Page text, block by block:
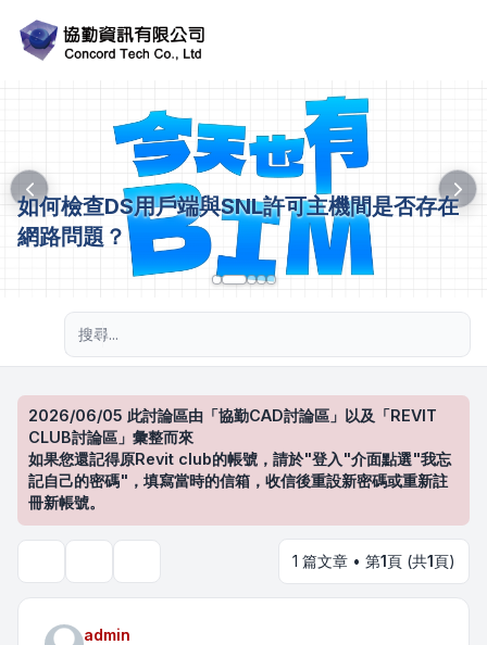
如何檢查DS用戶端與SNL許可主機間是否存在
網路問題？
2026/06/05 此討論區由「協勤CAD討論區」以及「REVIT
CLUB討論區」彙整而來
如果您還記得原Revit club的帳號，請於"登入"介面點選"我忘
記自己的密碼"，填寫當時的信箱，收信後重設新密碼或重新註
冊新帳號。
1 篇文章 • 第1頁 (共1頁)
admin